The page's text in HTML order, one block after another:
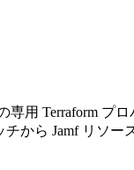
専用 Terraform
から Jamf リソ